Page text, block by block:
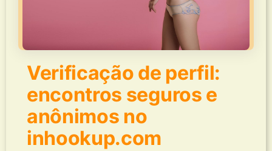
Verificação de perfil:
encontros seguros e
anônimos no
inhookup.com